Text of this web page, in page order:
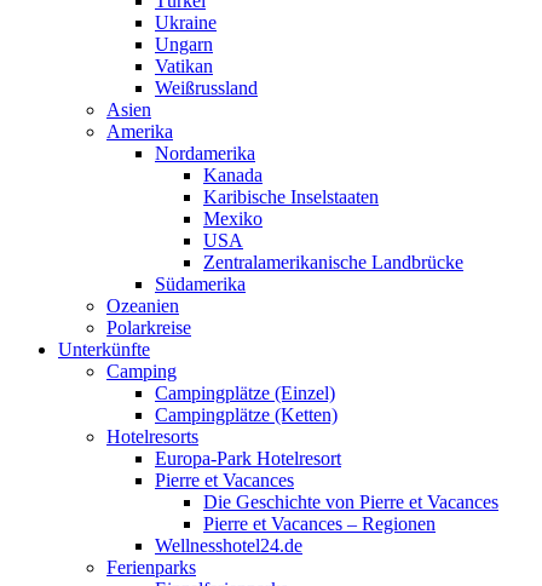
Ukraine
Ungarn
Vatikan
Weißrussland
Asien
Amerika
Nordamerika
Kanada
Karibische Inselstaaten
Mexiko
USA
Zentralamerikanische Landbrücke
Südamerika
Ozeanien
Polarkreise
Unterkünfte
Camping
Campingplätze (Einzel)
Campingplätze (Ketten)
Hotelresorts
Europa-Park Hotelresort
Pierre et Vacances
Die Geschichte von Pierre et Vacances
Pierre et Vacances – Regionen
Wellnesshotel24.de
Ferienparks